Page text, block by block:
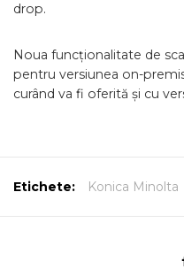
drop.
Noua funcționalitate de
pentru versiunea on-
curând va fi oferită și cu
Etichete: Konica Minolta